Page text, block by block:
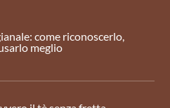
come riconoscerlo,
meglio